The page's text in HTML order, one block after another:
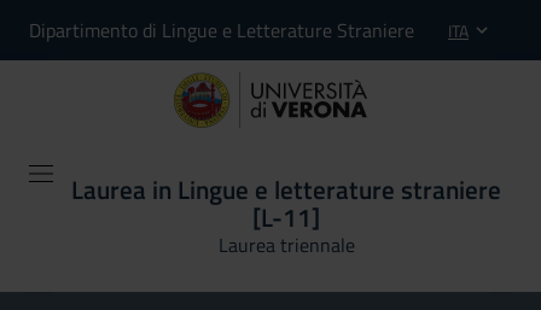
Dipartimento di Lingue e Letterature Straniere ITA
Laurea in Lingue e letterature straniere
[L-11]
Laurea triennale